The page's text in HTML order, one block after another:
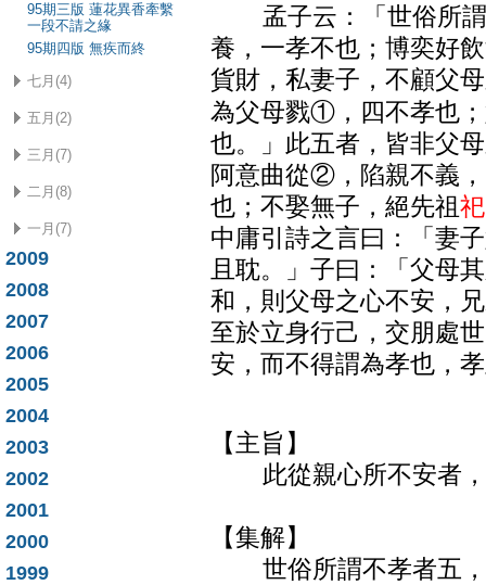
95期三版 蓮花異香牽繫
一段不請之緣
95期四版 無疾而終
七月(4)
五月(2)
三月(7)
二月(8)
一月(7)
2009
2008
2007
2006
2005
2004
2003
2002
2001
2000
1999
孟子云：「世俗所謂
養，一孝不也；博奕好
貨財，私妻子，不顧父
為父母戮①，四不孝也
也。」此五者，皆非父
阿意曲從②，陷親不義
也；不娶無子，絕先祖 祀
中庸引詩之言曰：「妻
且耽。」子曰：「父母
和，則父母之心不安，
至於立身行己，交朋處
安，而不得謂為孝也，
【主旨】
此從親心所不安者，
【集解】
世俗所謂不孝者五，